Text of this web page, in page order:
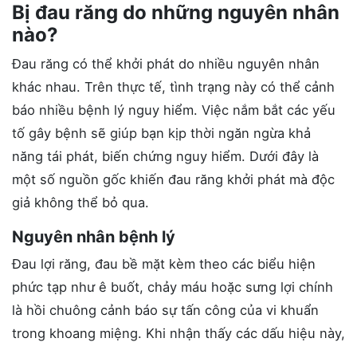
Bị đau răng do những nguyên nhân
nào?
Đau răng có thể khởi phát do nhiều nguyên nhân
khác nhau. Trên thực tế, tình trạng này có thể cảnh
báo nhiều bệnh lý nguy hiểm. Việc nắm bắt các yếu
tố gây bệnh sẽ giúp bạn kịp thời ngăn ngừa khả
năng tái phát, biến chứng nguy hiểm. Dưới đây là
một số nguồn gốc khiến đau răng khởi phát mà độc
giả không thể bỏ qua.
Nguyên nhân bệnh lý
Đau lợi răng, đau bề mặt kèm theo các biểu hiện
phức tạp như ê buốt, chảy máu hoặc sưng lợi chính
là hồi chuông cảnh báo sự tấn công của vi khuẩn
trong khoang miệng. Khi nhận thấy các dấu hiệu này,